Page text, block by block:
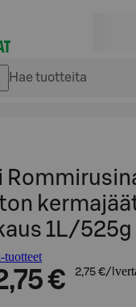
1L/525g
€ 2,75 €/l